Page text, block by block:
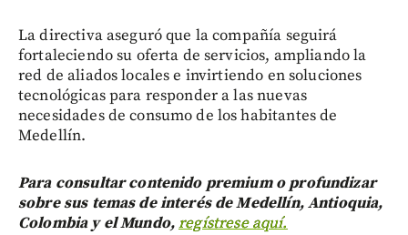
La directiva aseguró que la compañía seguirá
fortaleciendo su oferta de servicios, ampliando la
red de aliados locales e invirtiendo en soluciones
tecnológicas para responder a las nuevas
necesidades de consumo de los habitantes de
Medellín.
Para consultar contenido premium o profundizar
sobre sus temas de interés de Medellín, Antioquia,
Colombia y el Mundo,regístrese aquí.